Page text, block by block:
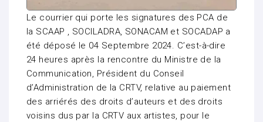
Le courrier qui porte les signatures des PCA de
la SCAAP , SOCILADRA, SONACAM et SOCADAP a
été déposé le 04 Septembre 2024. C’est-à-dire
24 heures après la rencontre du Ministre de la
Communication, Président du Conseil
d’Administration de la CRTV, relative au paiement
des arriérés des droits d’auteurs et des droits
voisins dus par la CRTV aux artistes, pour le